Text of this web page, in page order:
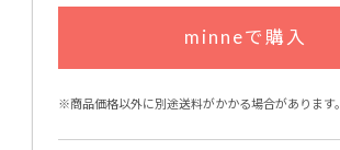
minneで購入
※商品価格以外に別途送料がかかる場合があります。